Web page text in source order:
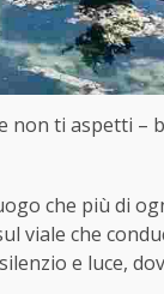
non ti aspetti
che più di
viale che
e luce,